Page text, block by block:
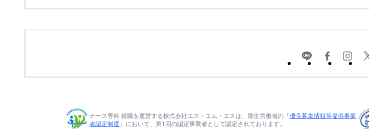
ナース専科 就職を運営する株式会社エス・エム・エスは、厚生労働省の「優良募集情報等提供事業
者認定制度 」において、第1回の認定事業者として認定されております。